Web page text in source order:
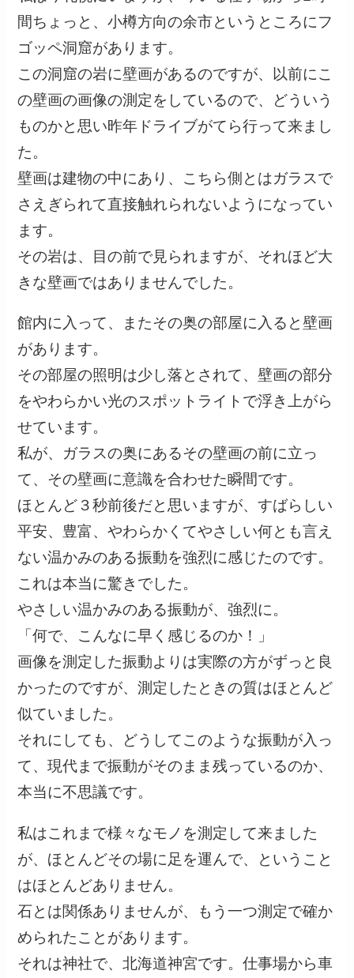
間ちょっと、小樽方向の余市というところにフ
ゴッペ洞窟があります。
この洞窟の岩に壁画があるのですが、以前にこ
の壁画の画像の測定をしているので、どういう
ものかと思い昨年ドライブがてら行って来まし
た。
壁画は建物の中にあり、こちら側とはガラスで
さえぎられて直接触れられないようになってい
ます。
その岩は、目の前で見られますが、それほど大
きな壁画ではありませんでした。
館内に入って、またその奥の部屋に入ると壁画
があります。
その部屋の照明は少し落とされて、壁画の部分
をやわらかい光のスポットライトで浮き上がら
せています。
私が、ガラスの奥にあるその壁画の前に立っ
て、その壁画に意識を合わせた瞬間です。
ほとんど３秒前後だと思いますが、すばらしい
平安、豊富、やわらかくてやさしい何とも言え
ない温かみのある振動を強烈に感じたのです。
これは本当に驚きでした。
やさしい温かみのある振動が、強烈に。
「何で、こんなに早く感じるのか！」
画像を測定した振動よりは実際の方がずっと良
かったのですが、測定したときの質はほとんど
似ていました。
それにしても、どうしてこのような振動が入っ
て、現代まで振動がそのまま残っているのか、
本当に不思議です。
私はこれまで様々なモノを測定して来ました
が、ほとんどその場に足を運んで、ということ
はほとんどありません。
石とは関係ありませんが、もう一つ測定で確か
められたことがあります。
それは神社で、北海道神宮です。仕事場から車